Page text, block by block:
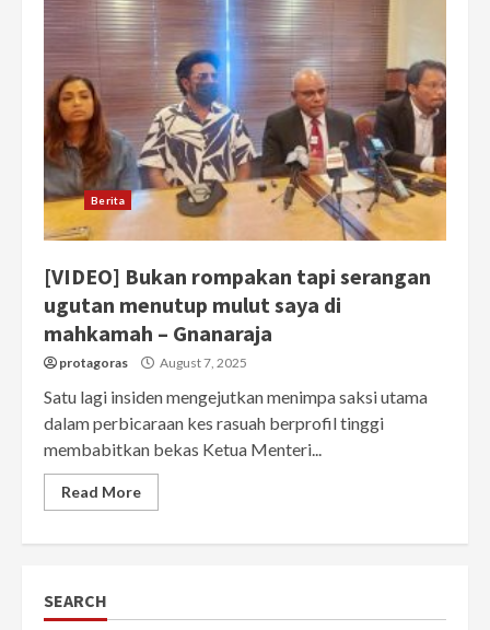
Berita
[VIDEO] Bukan rompakan tapi serangan
ugutan menutup mulut saya di
mahkamah – Gnanaraja
protagoras August 7, 2025
Satu lagi insiden mengejutkan menimpa saksi utama
dalam perbicaraan kes rasuah berprofil tinggi
membabitkan bekas Ketua Menteri...
Read More
SEARCH